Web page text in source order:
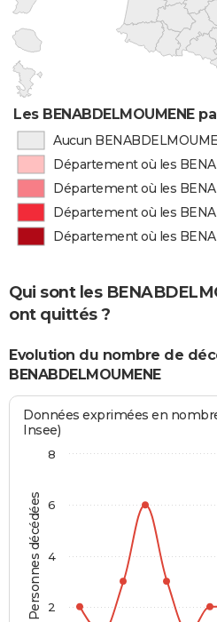
Les BENABDELMOUMENE
Aucun
Département où les
Département où les
Département où les
Département où les
Qui sont les
ont quittés ?
Evolution du nombre de
BENABDELMOUMENE
Personnes décédées
Données exprimées en
Insee)
2
4
6
8